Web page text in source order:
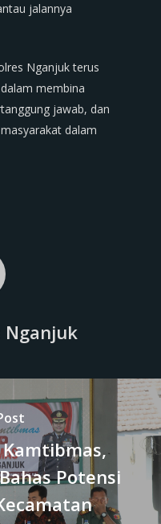
jalannya
Nganjuk terus
membina
jawab, dan
dalam
Nganjuk
Potensi